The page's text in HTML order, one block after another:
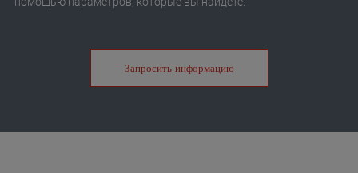
Запросить информацию